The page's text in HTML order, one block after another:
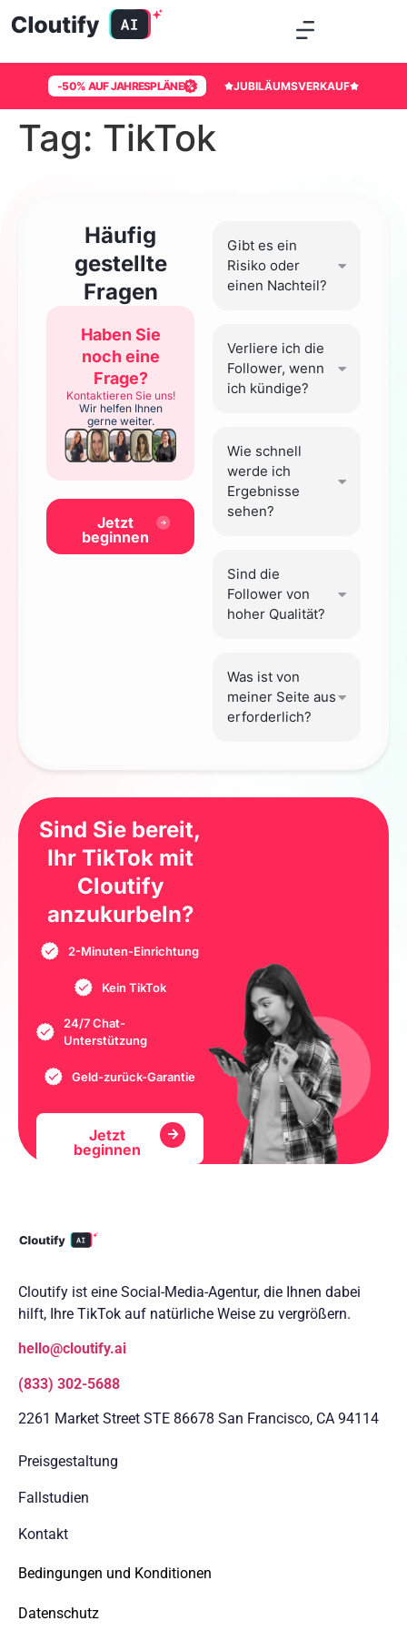
-50% AUF JAHRESPLÄNE JUBILÄUMSVERKAUF
Tag: TikTok
Häufig
gestellte
Fragen
Jetzt
beginnen
Haben Sie
noch eine
Frage?
Kontaktieren Sie uns!
Wir helfen Ihnen
gerne weiter.
Gibt es ein
Risiko oder
einen Nachteil?
Verliere ich die
Follower, wenn
ich kündige?
Wie schnell
werde ich
Ergebnisse
sehen?
Sind die
Follower von
hoher Qualität?
Was ist von
meiner Seite aus
erforderlich?
Sind Sie bereit,
Ihr TikTok mit
Cloutify
anzukurbeln?
2-Minuten-Einrichtung
Kein TikTok
24/7 Chat-
Unterstützung
Geld-zurück-Garantie
Jetzt
beginnen
Cloutify ist eine Social-Media-Agentur, die Ihnen dabei
hilft, Ihre TikTok auf natürliche Weise zu vergrößern.
hello@cloutify.ai
(833) 302-5688
2261 Market Street STE 86678 San Francisco, CA 94114
Preisgestaltung
Fallstudien
Kontakt
Bedingungen und Konditionen
Datenschutz